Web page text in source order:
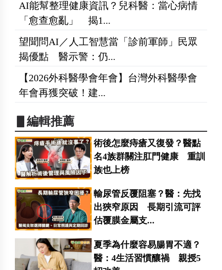
AI能幫整理健康資訊？兒科醫：當心病情
「愈查愈亂」 揭1...
望聞問AI／人工智慧當「診前軍師」民眾
揭優點 醫示警：仍...
【2026外科醫學會年會】台灣外科醫學會
年會再獲突破！建...
▋編輯推薦
術後怎麼痔瘡又復發？醫點
名4族群關注肛門健康 重訓
族也上榜
輸尿管反覆阻塞？醫：先找
出狹窄原因 長期引流可評
估覆膜金屬支...
夏季為什麼容易腸胃不適？
醫：4生活習慣釀禍 親授5